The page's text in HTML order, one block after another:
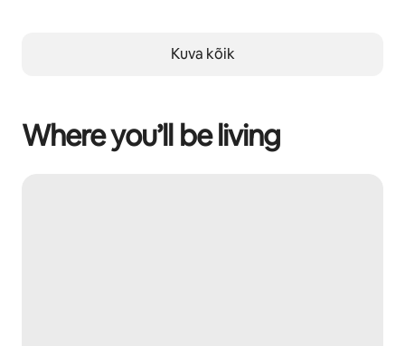
Kuva kõik
Where you’ll be living